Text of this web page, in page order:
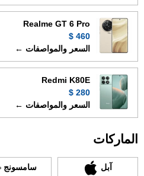
Realme GT 6 Pro
460 $
السعر والمواصفات ←
Redmi K80E
280 $
السعر والمواصفات ←
الماركات
آبل سامسونج